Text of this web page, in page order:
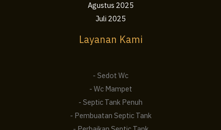
Agustus 2025
Juli 2025
Layanan Kami
- Sedot Wc
- Wc Mampet
- Septic Tank Penuh
- Pembuatan Septic Tank